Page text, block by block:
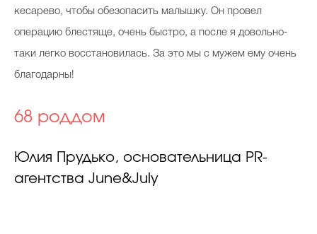
кесарево, чтобы обезопасить малышку. Он провел
операцию блестяще, очень быстро, а после я довольно-
таки легко восстановилась. За это мы с мужем ему очень
благодарны!
68 роддом
Юлия Прудько, основательница PR-
агентства June&July